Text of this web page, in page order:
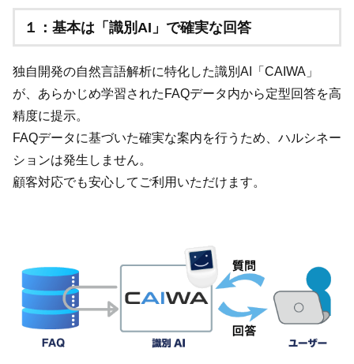
１：基本は「識別AI」で確実な回答
独自開発の自然言語解析に特化した識別AI「CAIWA」
が、あらかじめ学習されたFAQデータ内から定型回答を高
精度に提示。
FAQデータに基づいた確実な案内を行うため、ハルシネー
ションは発生しません。
顧客対応でも安心してご利用いただけます。